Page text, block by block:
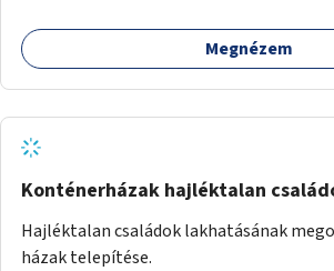
Megnézem
Konténerházak hajléktalan
Hajléktalan családok lakhatásának
házak telepítése.